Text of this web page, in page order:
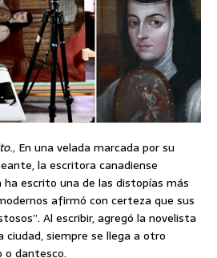
En una velada marcada por su
la escritora canadiense
escrito una de las distopías más
afirmó con certeza que sus
Al escribir, agregó la novelista
ciudad, siempre se llega a otro
o dantesco.